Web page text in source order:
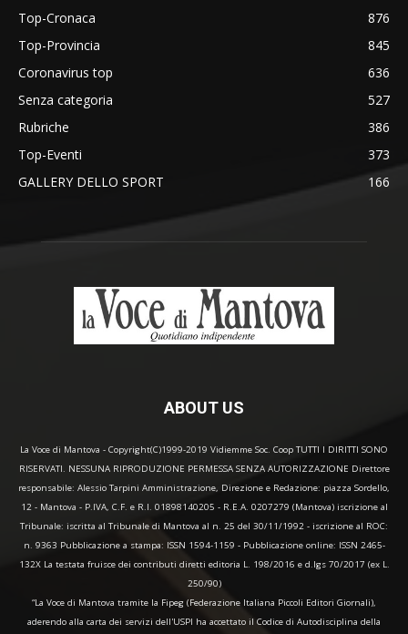
Top-Cronaca
876
Top-Provincia
845
Coronavirus top
636
Senza categoria
527
Rubriche
386
Top-Eventi
373
GALLERY DELLO SPORT
166
ABOUT US
La Voce di Mantova - Copyright(C)1999-2019 Vidiemme Soc. Coop TUTTI I DIRITTI SONO
RISERVATI. NESSUNA RIPRODUZIONE PERMESSA SENZA AUTORIZZAZIONE Direttore
responsabile: Alessio Tarpini Amministrazione, Direzione e Redazione: piazza Sordello,
12 - Mantova - P.IVA, C.F. e R.I. 01898140205 - R.E.A. 0207279 (Mantova) iscrizione al
Tribunale: iscritta al Tribunale di Mantova al n. 25 del 30/11/1992 - iscrizione al ROC:
n. 9363 Pubblicazione a stampa: ISSN 1594-1159 - Pubblicazione online: ISSN 2465-
132X La testata fruisce dei contributi diretti editoria L. 198/2016 e d.lgs 70/2017 (ex L.
250/90)
“La Voce di Mantova tramite la Fipeg (Federazione Italiana Piccoli Editori Giornali),
aderendo alla carta dei servizi dell'USPI ha accettato il Codice di Autodisciplina della